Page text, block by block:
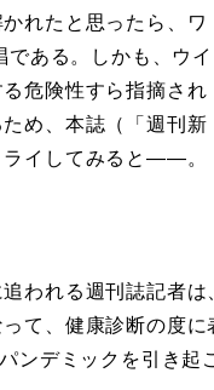
れたと思ったら、ワ
である。しかも、ウイ
危険性すら指摘され
め、本誌（「週刊新
ライしてみると――。
われる週刊誌記者は
て、健康診断の度
ンデミックを引き